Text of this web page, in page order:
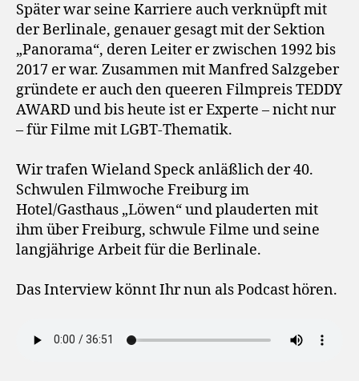
Später war seine Karriere auch verknüpft mit
der Berlinale, genauer gesagt mit der Sektion
„Panorama“, deren Leiter er zwischen 1992 bis
2017 er war. Zusammen mit Manfred Salzgeber
gründete er auch den queeren Filmpreis TEDDY
AWARD und bis heute ist er Experte – nicht nur
– für Filme mit LGBT-Thematik.
Wir trafen Wieland Speck anläßlich der 40.
Schwulen Filmwoche Freiburg im
Hotel/Gasthaus „Löwen“ und plauderten mit
ihm über Freiburg, schwule Filme und seine
langjährige Arbeit für die Berlinale.
Das Interview könnt Ihr nun als Podcast hören.